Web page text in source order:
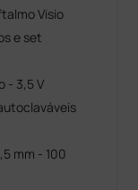
Visio
e set
- 3,5 V
mm - 100